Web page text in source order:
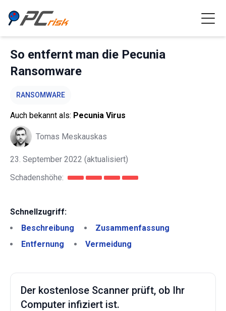
So entfernt man die Pecunia
Ransomware
RANSOMWARE
Auch bekannt als: Pecunia Virus
Tomas Meskauskas
23. September 2022 (aktualisiert)
Schadenshöhe:
Schnellzugriff:
Beschreibung
Zusammenfassung
Entfernung
Vermeidung
Der kostenlose Scanner prüft, ob Ihr
Computer infiziert ist.